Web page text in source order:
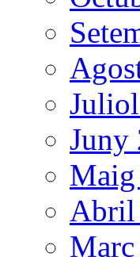
Juny
Abril